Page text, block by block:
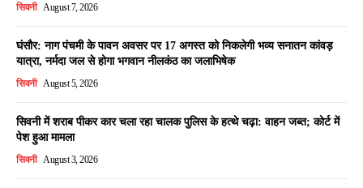
सिवनी August 7, 2026
घंसौर: नाग पंचमी के पावन अवसर पर 17 अगस्त को निकलेगी भव्य सनातन कांवड़
यात्रा, नर्मदा जल से होगा भगवान नीलकंठ का जलाभिषेक
सिवनी August 5, 2026
सिवनी में शराब पीकर कार चला रहा चालक पुलिस के हत्थे चढ़ा: वाहन जब्त; कोर्ट में
पेश हुआ मामला
सिवनी August 3, 2026